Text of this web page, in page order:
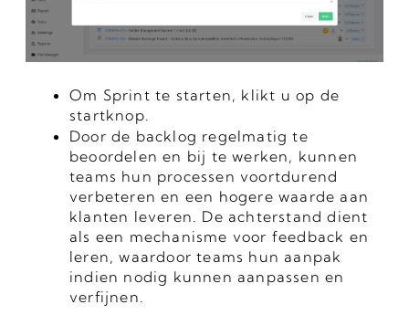
Om Sprint te starten, klikt u op de
startknop.
Door de backlog regelmatig te
beoordelen en bij te werken, kunnen
teams hun processen voortdurend
verbeteren en een hogere waarde aan
klanten leveren. De achterstand dient
als een mechanisme voor feedback en
leren, waardoor teams hun aanpak
indien nodig kunnen aanpassen en
verfijnen.